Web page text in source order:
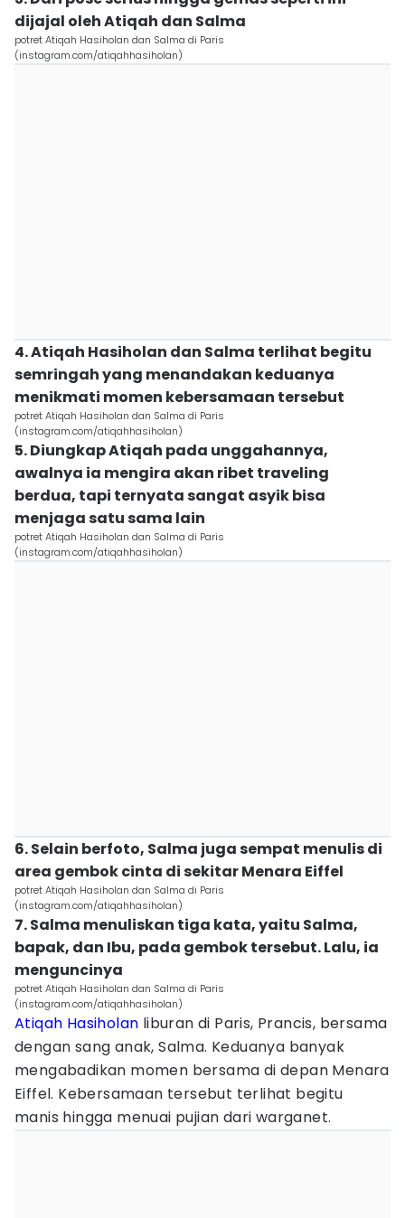
dijajal oleh Atiqah dan Salma
potret Atiqah Hasiholan dan Salma di Paris
(instagram.com/atiqahhasiholan)
4. Atiqah Hasiholan dan Salma terlihat begitu
semringah yang menandakan keduanya
menikmati momen kebersamaan tersebut
potret Atiqah Hasiholan dan Salma di Paris
(instagram.com/atiqahhasiholan)
5. Diungkap Atiqah pada unggahannya,
awalnya ia mengira akan ribet traveling
berdua, tapi ternyata sangat asyik bisa
menjaga satu sama lain
potret Atiqah Hasiholan dan Salma di Paris
(instagram.com/atiqahhasiholan)
6. Selain berfoto, Salma juga sempat menulis di
area gembok cinta di sekitar Menara Eiffel
potret Atiqah Hasiholan dan Salma di Paris
(instagram.com/atiqahhasiholan)
7. Salma menuliskan tiga kata, yaitu Salma,
bapak, dan Ibu, pada gembok tersebut. Lalu, ia
menguncinya
potret Atiqah Hasiholan dan Salma di Paris
(instagram.com/atiqahhasiholan)
Atiqah Hasiholan liburan di Paris, Prancis, bersama
dengan sang anak, Salma. Keduanya banyak
mengabadikan momen bersama di depan Menara
Eiffel. Kebersamaan tersebut terlihat begitu
manis hingga menuai pujian dari warganet.